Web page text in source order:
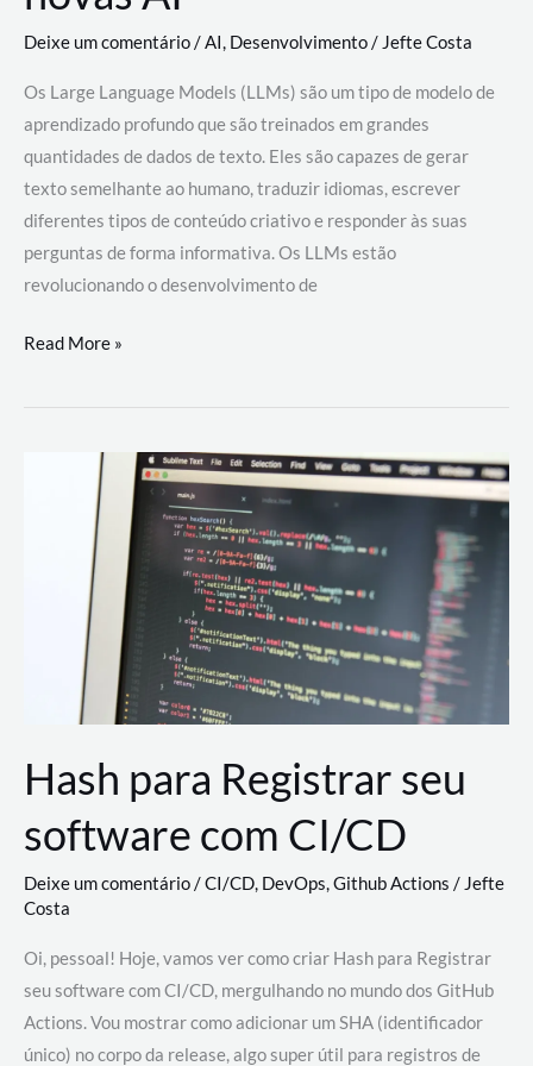
Deixe um comentário/AI, Desenvolvimento/ Jefte Costa
Os Large Language Models (LLMs) são um tipo de modelo de
aprendizado profundo que são treinados em grandes
quantidades de dados de texto. Eles são capazes de gerar
texto semelhante ao humano, traduzir idiomas, escrever
diferentes tipos de conteúdo criativo e responder às suas
perguntas de forma informativa. Os LLMs estão
revolucionando o desenvolvimento de
Large
Models
revolucionando
desenvolvimento
Read More »
Hash para Registrar seu
software com CI/CD
Deixe um comentário/CI/CD, DevOps,Github Actions /Jefte
Costa
Oi, pessoal! Hoje, vamos ver como criar Hash para Registrar
seu software com CI/CD, mergulhando no mundo dos GitHub
Actions. Vou mostrar como adicionar um SHA (identificador
único) no corpo da release, algo super útil para registros de